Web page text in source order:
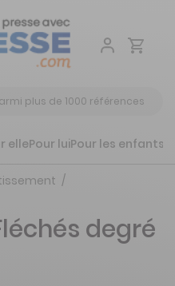
Aller
ellePour luiPour les enfants
degré